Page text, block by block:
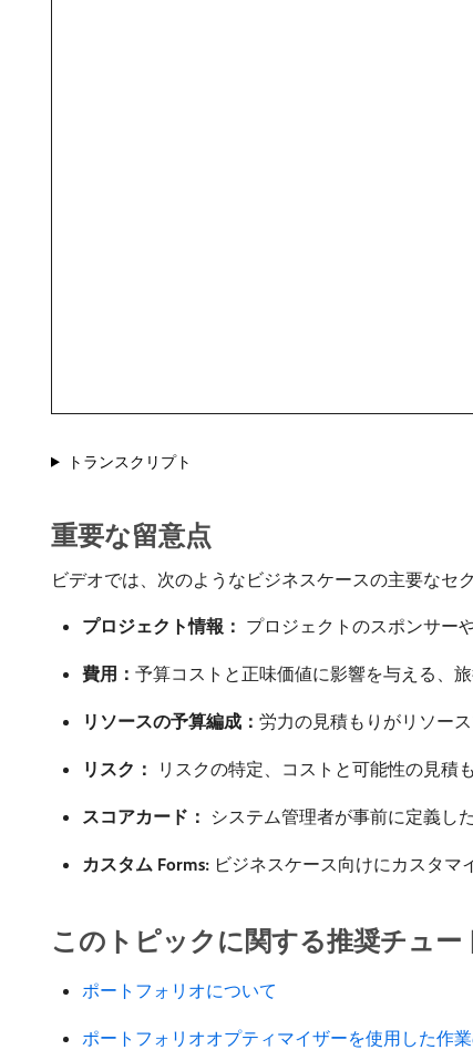
トランスクリプト
重要な留意点
ビデオでは、次のようなビジネスケースの主要なセ
プロジェクト情報： プロジェクトのスポンサー
費用： 予算コストと正味価値に影響を与える、
リソースの予算編成： 労力の見積もりがリソー
リスク： リスクの特定、コストと可能性の見積
スコアカード： システム管理者が事前に定義し
カスタム Forms: ビジネスケース向けにカスタマ
このトピックに関する推奨チュー
ポートフォリオについて
ポートフォリオオプティマイザーを使用した作